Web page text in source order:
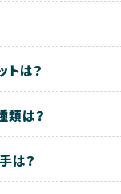
は？
類は？
は？